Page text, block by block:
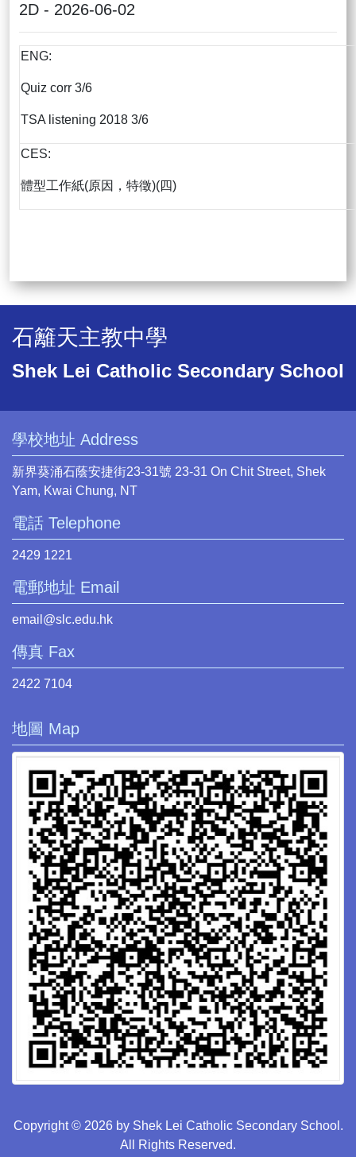
2D - 2026-06-02
ENG:
Quiz corr 3/6
TSA listening 2018 3/6
CES:
體型工作紙(原因，特徵)(四)
石籬天主教中學
Shek Lei Catholic Secondary School
學校地址 Address
新界葵涌石蔭安捷街23-31號 23-31 On Chit Street, Shek
Yam, Kwai Chung, NT
電話 Telephone
2429 1221
電郵地址 Email
email@slc.edu.hk
傳真 Fax
2422 7104
地圖 Map
Copyright © 2026 by Shek Lei Catholic Secondary School.
All Rights Reserved.